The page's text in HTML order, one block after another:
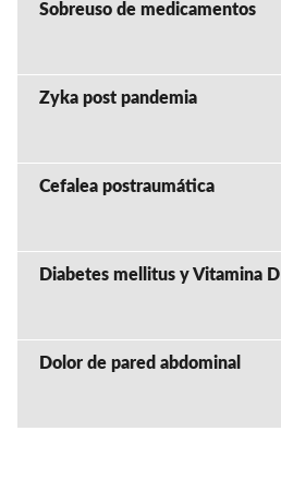
Sobreuso de medicamentos
Zyka post pandemia
Cefalea postraumática
Diabetes mellitus y Vitamina D
Dolor de pared abdominal